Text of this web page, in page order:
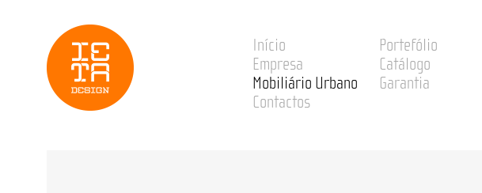
Início
Portefólio
Empresa
Catálogo
Mobiliário Urbano
Garantia
Contactos